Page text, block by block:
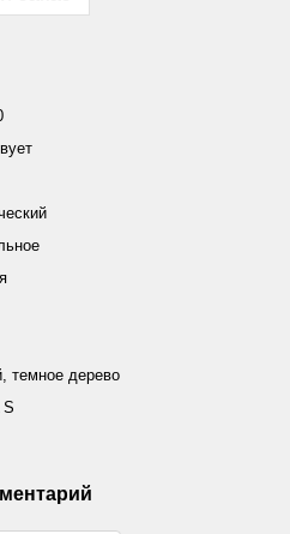
темное дерево
S